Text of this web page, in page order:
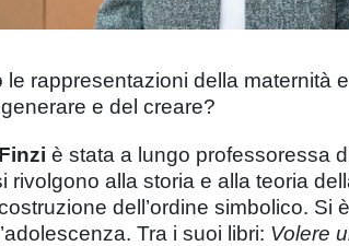
le rappresentazioni della maternità
e del creare?
è stata a lungo professoressa
rivolgono alla storia e alla teoria
dell’ordine simbolico.
Tra i suoi libri: Volere